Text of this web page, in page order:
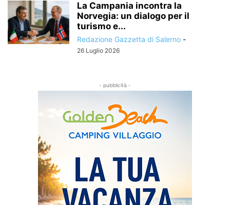
La Campania incontra la
Norvegia: un dialogo per il
turismo e...
Redazione Gazzetta di Salerno -
26 Luglio 2026
- pubblicità -